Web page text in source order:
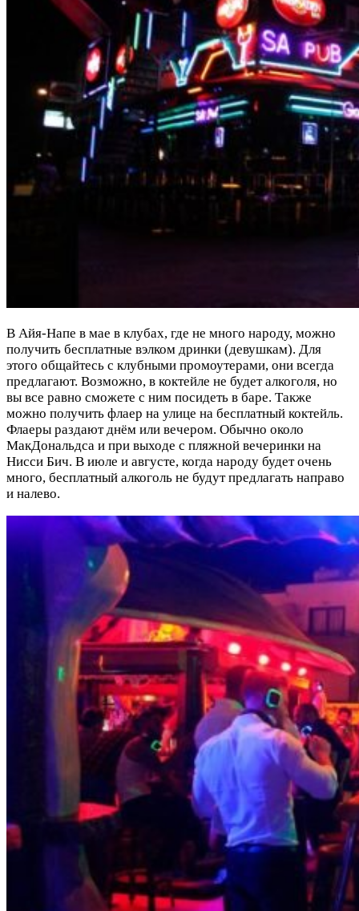
В Айя-Напе в мае в клубах, где не много народу, можно
получить бесплатные вэлком дринки (девушкам). Для
этого общайтесь с клубными промоутерами, они всегда
предлагают. Возможно, в коктейле не будет алкоголя, но
вы все равно сможете с ним посидеть в баре. Также
можно получить флаер на улице на бесплатный коктейль.
Флаеры раздают днём или вечером. Обычно около
МакДональдса и при выходе с пляжной вечеринки на
Нисси Бич. В июле и августе, когда народу будет очень
много, бесплатный алкоголь не будут предлагать направо
и налево.